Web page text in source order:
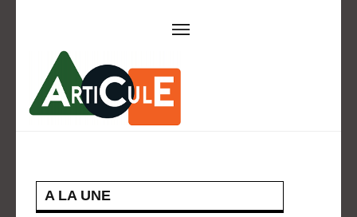
ARTICULE ASBL
Présentation
Concerts
Expositions
A LA UNE